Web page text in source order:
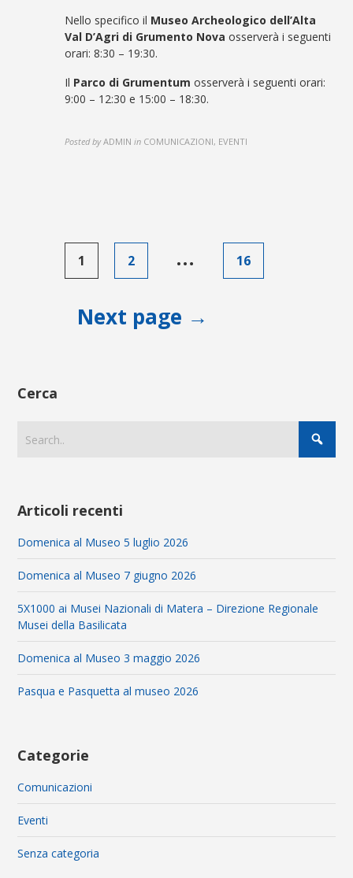
Nello specifico il Museo Archeologico dell’Alta
Val D’Agri di Grumento Nova osserverà i seguenti
orari: 8:30 – 19:30.
Il Parco di Grumentum osserverà i seguenti orari:
9:00 – 12:30 e 15:00 – 18:30.
Posted by ADMIN in COMUNICAZIONI, EVENTI
Paginazione
degli
1 2 … 16
Next page →
Cerca
Articoli recenti
Domenica al Museo 5 luglio 2026
Domenica al Museo 7 giugno 2026
5X1000 ai Musei Nazionali di Matera – Direzione Regionale
Musei della Basilicata
Domenica al Museo 3 maggio 2026
Pasqua e Pasquetta al museo 2026
Categorie
Comunicazioni
Eventi
Senza categoria